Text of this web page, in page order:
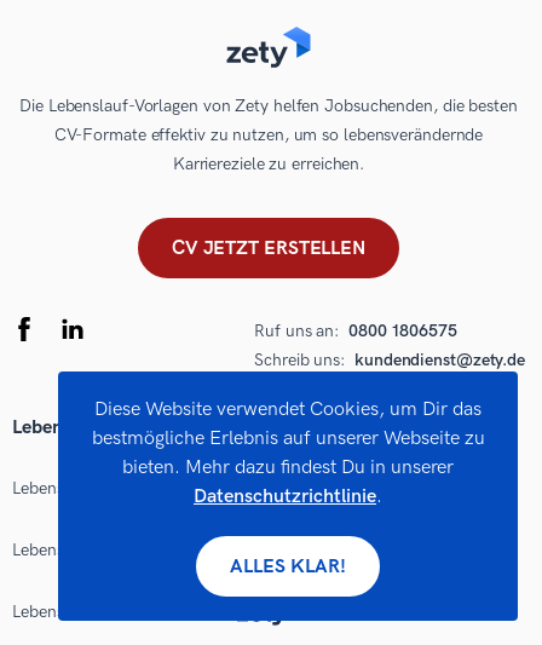
Die Lebenslauf-Vorlagen von Zety helfen Jobsuchenden, die besten
CV-Formate effektiv zu nutzen, um so lebensverändernde
Karriereziele zu erreichen.
CV JETZT ERSTELLEN
Ruf uns an: 0800 1806575
Schreib uns: kundendienst@zety.de
Lebenslauf
Lebenslauf Vorlagen
Lebenslauf erstellen
Lebenslauf Muster
Bewerbungsschreiben
Bewerbung online schreiben
Bewerbung Vorlagen
Diese Website verwendet Cookies, um Dir das
bestmögliche Erlebnis auf unserer Webseite zu
bieten. Mehr dazu findest Du in unserer
Datenschutzrichtlinie.
ALLES KLAR!